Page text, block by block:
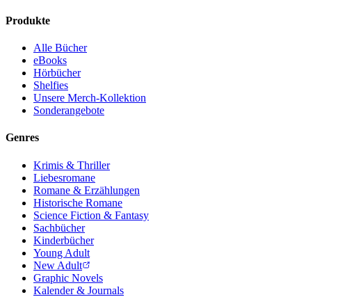
Produkte
Alle Bücher
eBooks
Hörbücher
Shelfies
Unsere Merch-Kollektion
Sonderangebote
Genres
Krimis & Thriller
Liebesromane
Romane & Erzählungen
Historische Romane
Science Fiction & Fantasy
Sachbücher
Kinderbücher
Young Adult
New Adult
Graphic Novels
Kalender & Journals